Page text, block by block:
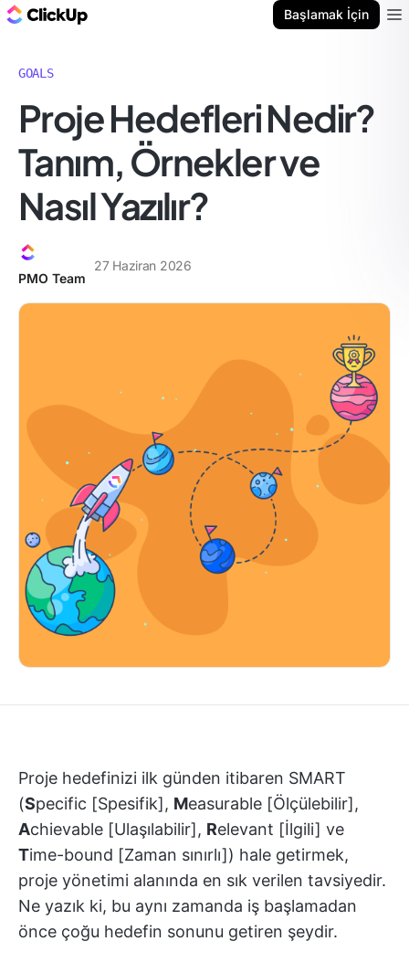
Başlamak İçin
GOALS
Proje Hedefleri Nedir?
Tanım, Örnekler ve
Nasıl Yazılır?
PMO Team
27 Haziran 2026
Proje hedefinizi ilk günden itibaren SMART
(Specific [Spesifik], Measurable [Ölçülebilir],
Achievable [Ulaşılabilir], Relevant [İlgili] ve
Time-bound [Zaman sınırlı]) hale getirmek,
proje yönetimi alanında en sık verilen tavsiyedir.
Ne yazık ki, bu aynı zamanda iş başlamadan
önce çoğu hedefin sonunu getiren şeydir.